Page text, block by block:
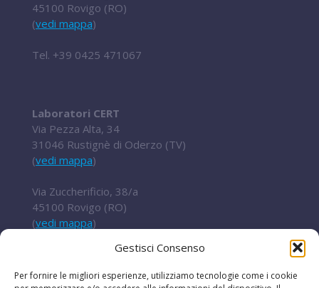
Gestisci Consenso
Per fornire le migliori esperienze, utilizziamo tecnologie come i cookie
45100 Rovigo (RO)
(vedi mappa)
Tel. +39 0425 471067
Laboratori CERT
Via Pezza Alta, 34
31046 Rustignè di Oderzo (TV)
(vedi mappa)
Via Zuccherificio, 38/a
45100 Rovigo (RO)
(vedi mappa)
+ 39 0422 852016
cert@t2i.it